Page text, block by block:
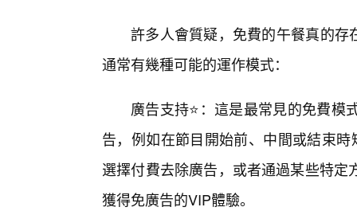
許多人會質疑，免費的午餐真的
通常有幾種可能的運作模式：
廣告支持⭐：這是最常見的免費
告，例如在節目開始前、中間或結束
選擇付費去除廣告，或者通過某些特
獲得免廣告的VIP體驗。